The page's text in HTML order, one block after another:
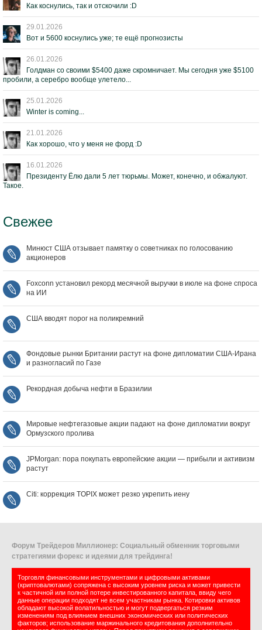
Как коснулись, так и отскочили :D
29.01.2026
Вот и 5600 коснулись уже; те ещё прогнозисты
26.01.2026
Голдман со своими $5400 даже скромничает. Мы сегодня уже $5100
пробили, а серебро вообще улетело...
25.01.2026
Winter is coming...
21.01.2026
Как хорошо, что у меня не форд :D
16.01.2026
Президенту Ёлю дали 5 лет тюрьмы. Может, конечно, и обжалуют.
Такое.
Свежее
Минюст США отзывает памятку о советниках по голосованию
акционеров
Foxconn установил рекорд месячной выручки в июле на фоне спроса
на ИИ
США вводят порог на поликремний
Фондовые рынки Британии растут на фоне дипломатии США‑Ирана
и разногласий по Газе
Рекордная добыча нефти в Бразилии
Мировые нефтегазовые акции падают на фоне дипломатии вокруг
Ормузского пролива
JPMorgan: пора покупать европейские акции — прибыли и активизм
растут
Citi: коррекция TOPIX может резко укрепить иену
Форум Трейдеров Миллионер: Социальный обменник торговыми
стратегиями форекс и идеями для трейдинга!
Торговля финансовыми инструментами и цифровыми активами
(криптовалютами) сопряжена с высоким уровнем риска и может привести
к частичной или полной потере инвестированного капитала, ввиду чего
данные операции подходят не всем участникам рынка. Котировки активов
обладают высокой волатильностью и могут подвергаться резким
изменениям под влиянием внешних экономических или политических
факторов; использование маржинального кредитования дополнительно